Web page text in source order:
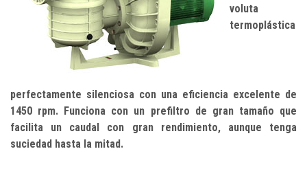
voluta
termoplástica
perfectamente silenciosa con una eficiencia excelente de
1450 rpm. Funciona con un prefiltro de gran tamaño que
facilita un caudal con gran rendimiento, aunque tenga
suciedad hasta la mitad.